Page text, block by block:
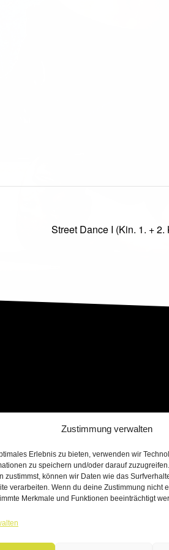
Zustimmung verwalten
Erlebnis zu bieten, verwenden wir
zu speichern und/oder darauf
zustimmst, können wir Daten wie das
verarbeiten. Wenn du deine Zustimmung nicht
Merkmale und Funktionen beeinträchtigt
Street Dance I (Kin. 1. + 2.